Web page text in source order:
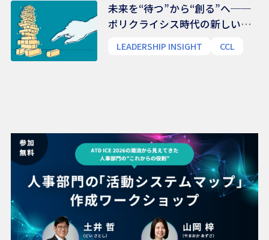
未来を“待つ”から“創る”へ──
ポリクライシス時代の新しいリ
LEADERSHIP INSIGHT CCL